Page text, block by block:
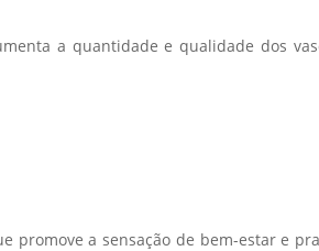
a quantidade e qualidade dos
a sensação de bem-estar e